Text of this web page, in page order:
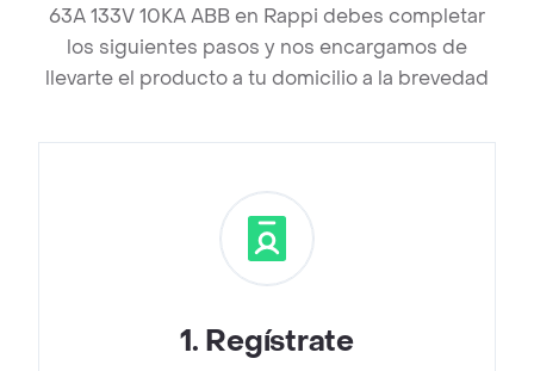
63A 133V 10KA ABB en Rappi debes completar
los siguientes pasos y nos encargamos de
llevarte el producto a tu domicilio a la brevedad
1. Regístrate